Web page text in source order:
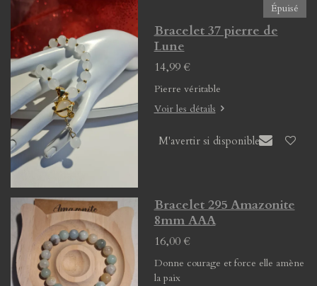
Épuisé
Bracelet 37 pierre de
Lune
14,99 €
Pierre véritable
Voir les détails
M'avertir si disponible
Bracelet 295 Amazonite
8mm AAA
16,00 €
Donne courage et force elle amène
la paix